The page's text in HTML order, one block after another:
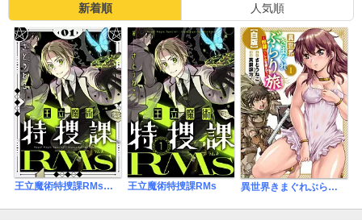
新着順 人気順
王立魔術特捜課RMs【電子単行本】 王立魔術特捜課RMs 異世界きまぐれぶらり旅 ～奴隷ハーレムを添えて～【白版】